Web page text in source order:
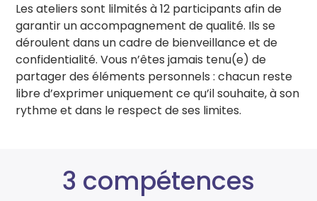
Les ateliers sont lilmités à 12 participants afin de
garantir un accompagnement de qualité. Ils se
déroulent dans un cadre de bienveillance et de
confidentialité. Vous n’êtes jamais tenu(e) de
partager des éléments personnels : chacun reste
libre d’exprimer uniquement ce qu’il souhaite, à son
rythme et dans le respect de ses limites.
3 compétences